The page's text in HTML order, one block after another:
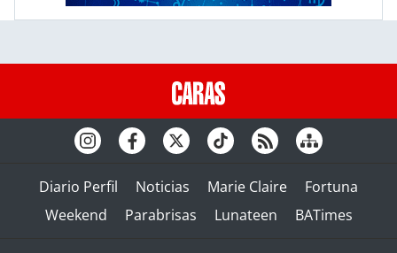
Diario Perfil Noticias Marie Claire
Fortuna
Weekend
Parabrisas Lunateen BATimes